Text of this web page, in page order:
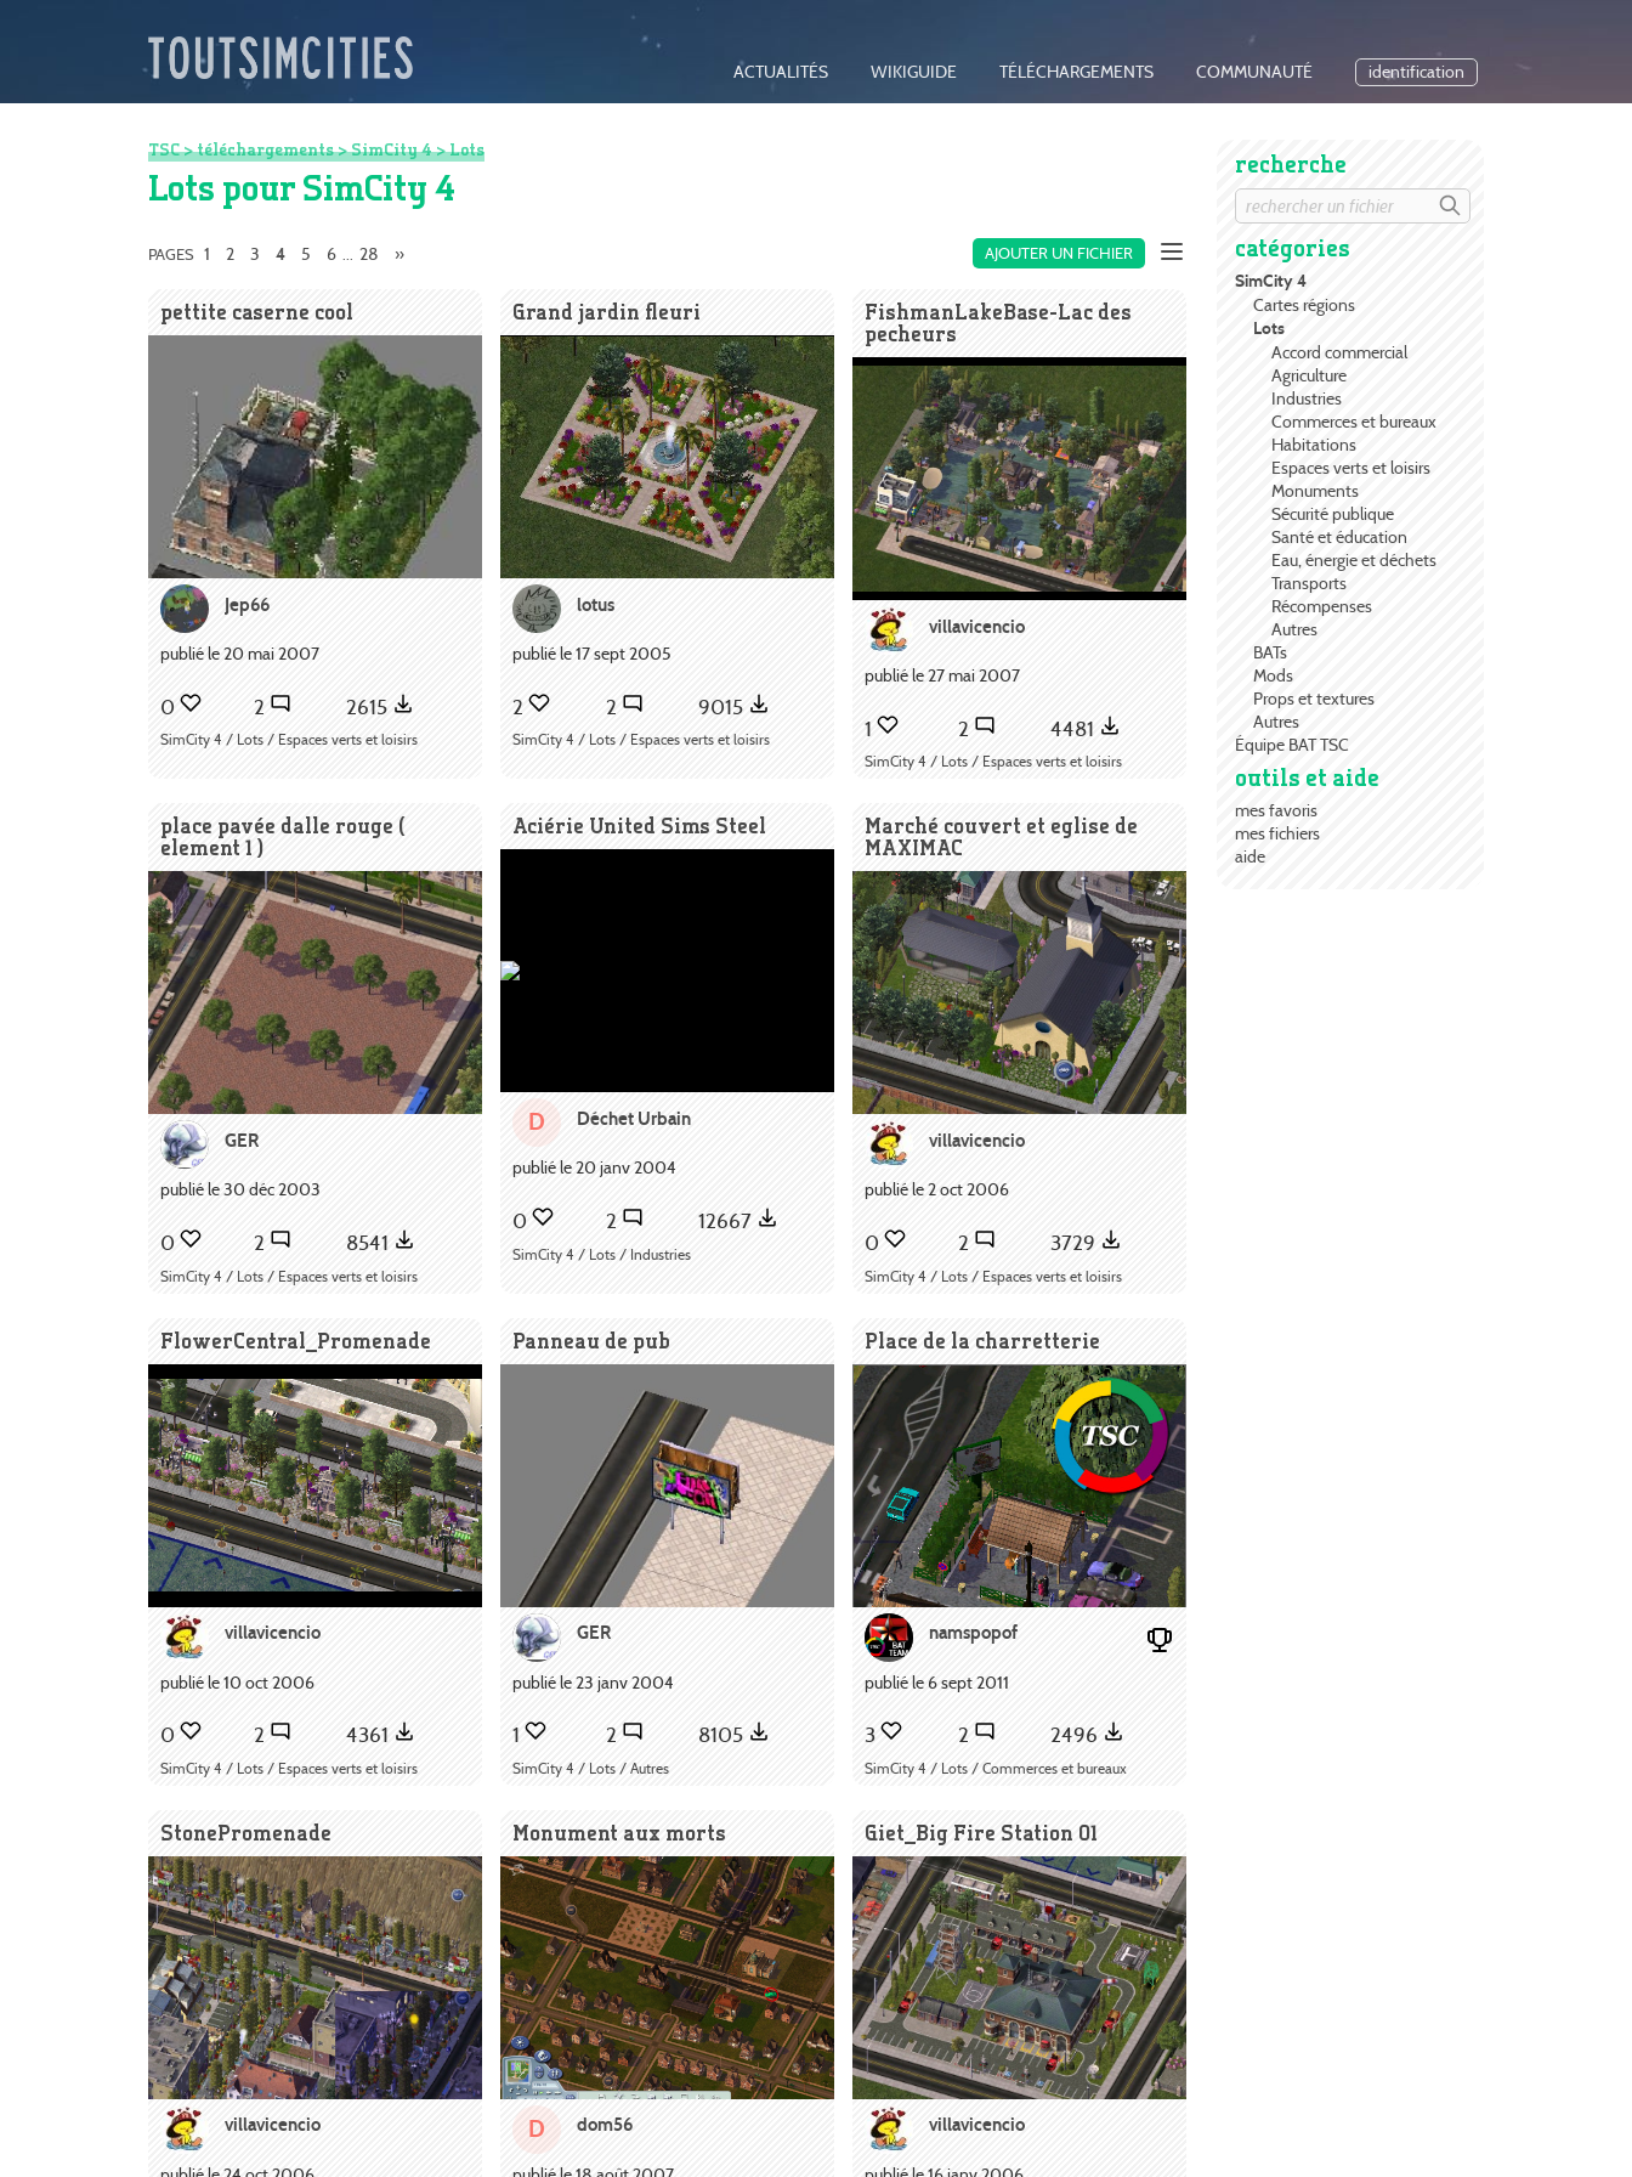
ACTUALITÉS WIKIGUIDE TÉLÉCHARGEMENTS COMMUNAUTÉ identification
recherche
catégories
SimCity 4
Cartes régions
Lots
Accord commercial
Agriculture
Industries
Commerces et bureaux
Habitations
Espaces verts et loisirs
Monuments
Sécurité publique
Santé et éducation
Eau, énergie et déchets
Transports
Récompenses
Autres
BATs
Mods
Props et textures
Autres
Équipe BAT TSC
outils et aide
mes favoris
mes fichiers
aide
TSC>téléchargements>SimCity 4>Lots
Lots pour SimCity 4
AJOUTER UN FICHIER
PAGES 1 2 3 4 5 6 ... 28 »
pettite caserne cool
Jep66
publié le 20 mai 2007
0 2 2615
SimCity 4 / Lots / Espaces verts et loisirs
Grand jardin fleuri
lotus
publié le 17 sept 2005
2 2 9015
SimCity 4 / Lots / Espaces verts et loisirs
FishmanLakeBase-Lac des
pecheurs
villavicencio
publié le 27 mai 2007
1 2 4481
SimCity 4 / Lots / Espaces verts et loisirs
place pavée dalle rouge (
element 1 )
GER
publié le 30 déc 2003
0 2 8541
SimCity 4 / Lots / Espaces verts et loisirs
Aciérie United Sims Steel
D Déchet Urbain
publié le 20 janv 2004
0 2 12667
SimCity 4 / Lots / Industries
Marché couvert et eglise de
MAXIMAC
villavicencio
publié le 2 oct 2006
0 2 3729
SimCity 4 / Lots / Espaces verts et loisirs
FlowerCentral_Promenade
villavicencio
publié le 10 oct 2006
0 2 4361
SimCity 4 / Lots / Espaces verts et loisirs
Panneau de pub
GER
publié le 23 janv 2004
1 2 8105
SimCity 4 / Lots / Autres
Place de la charretterie
namspopof
publié le 6 sept 2011
3 2 2496
SimCity 4 / Lots / Commerces et bureaux
StonePromenade
villavicencio
Monument aux morts
D dom56
Giet_Big Fire Station 01
villavicencio